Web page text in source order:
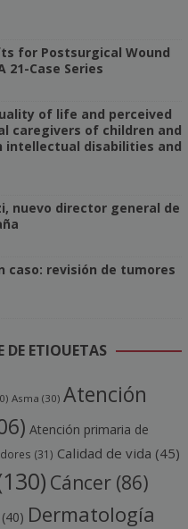
for Postsurgical Wound
21-Case Series
of life and perceived
caregivers of children and
intellectual disabilities and
nuevo director general de
caso: revisión de tumores
DE ETIQUETAS
Asma (30) Atención
Atención primaria de
(31) Calidad de vida (45)
Cáncer(86)
(40) Dermatología